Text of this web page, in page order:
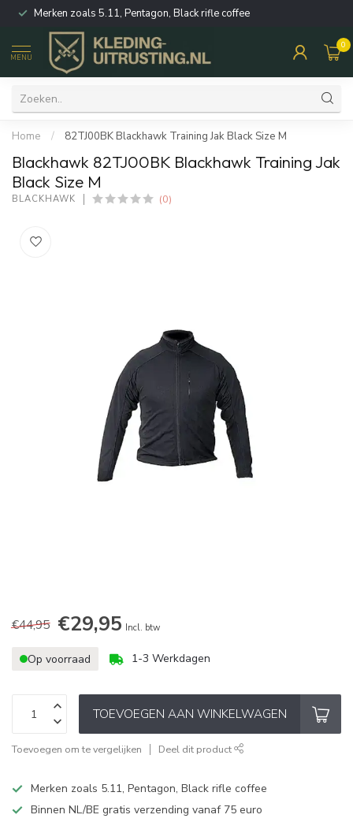
Merken zoals 5.11, Pentagon, Black rifle coffee
MENU
0
Home / 82TJ00BK Blackhawk Training Jak Black Size M
Blackhawk 82TJ00BK Blackhawk Training Jak
Black Size M
BLACKHAWK (0)
€44,95 €29,95 Incl. btw
Op voorraad 1-3 Werkdagen
TOEVOEGEN AAN WINKELWAGEN
Toevoegen om te vergelijken Deel dit product
Merken zoals 5.11, Pentagon, Black rifle coffee
Binnen NL/BE gratis verzending vanaf 75 euro